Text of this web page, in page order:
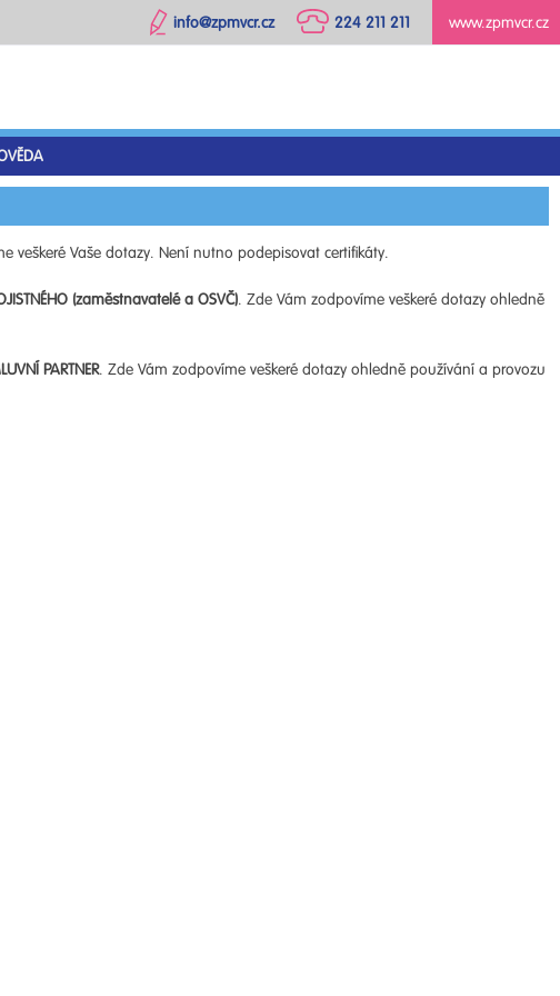
www.zpmvcr.cz
224 211 211
info@zpmvcr.cz
veškeré Vaše dotazy. Není nutno podepisovat certifikáty.
(zaměstnavatelé a OSVČ). Zde Vám zodpovíme veškeré dotazy ohledně
PARTNER. Zde Vám zodpovíme veškeré dotazy ohledně používání a provozu